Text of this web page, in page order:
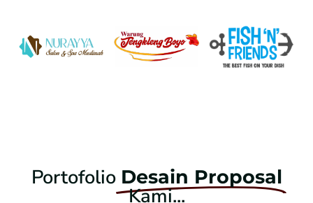
Portofolio Desain Proposal
Kami...